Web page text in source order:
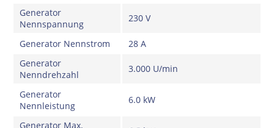
Generator
Nennspannung
230 V
Generator Nennstrom
28 A
Generator
Nenndrehzahl
3.000 U/min
Generator
Nennleistung
6.0 kW
Generator Max.